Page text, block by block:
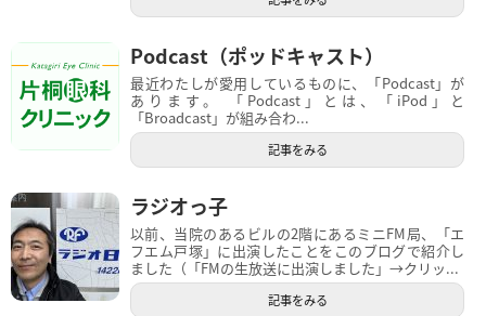
Podcast（ポッドキャスト）
最近わたしが愛用しているものに、「Podcast」が
あります。 「Podcast」とは、「iPod」と
「Broadcast」が組み合わ...
記事をみる
ラジオっ子
以前、当院のあるビルの2階にあるミニFM局、「エ
フエム戸塚」に出演したことをこのブログで紹介し
ました（「FMの生放送に出演しました」→クリッ...
記事をみる